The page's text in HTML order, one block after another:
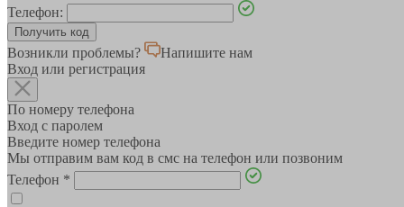
Телефон:
Возникли проблемы?
Напишите нам
Вход или регистрация
По номеру телефона
Вход с паролем
Введите номер телефона
Мы отправим вам код в смс на телефон или позвоним
Телефон *